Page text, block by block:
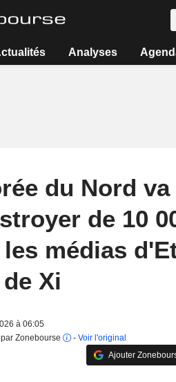
Analyses
du Nord
de 10
médias
Xi
à 06:05
Zonebourse
- Voir l'original
Ajouter